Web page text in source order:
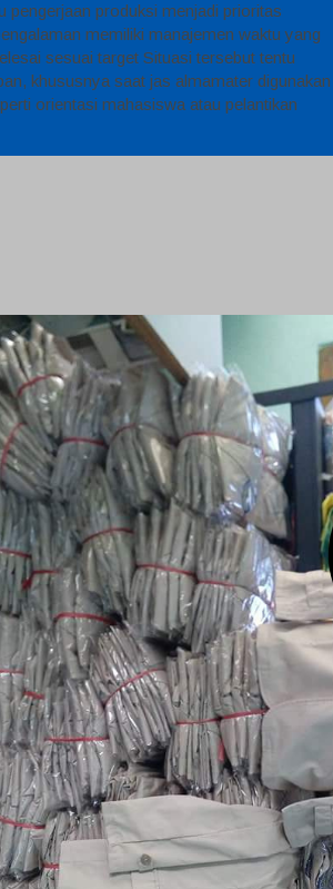
pengerjaan produksi menjadi prioritas
memiliki manajemen waktu yang
sesuai target Situasi tersebut tentu
khususnya saat jas almamater digunakan
orientasi mahasiswa atau pelantikan